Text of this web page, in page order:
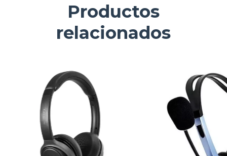
Productos
relacionados